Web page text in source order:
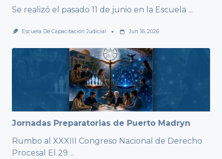
Se realizó el pasado 11 de junio en la Escuela ...
Escuela De Capacitación Judicial Jun 16, 2026
Jornadas Preparatorias de Puerto Madryn
Rumbo al XXXIII Congreso Nacional de Derecho
Procesal El 29 ...